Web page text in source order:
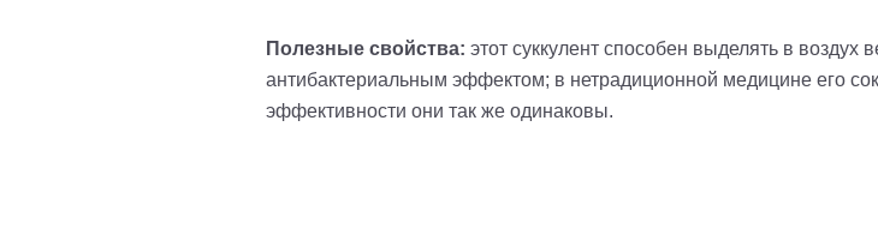
Полезные свойства: этот суккулент способен выделять в
антибактериальным эффектом; в нетрадиционной медицине его
эффективности они так же одинаковы.